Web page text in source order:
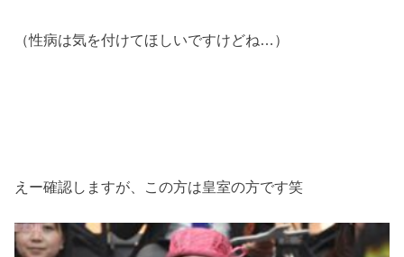
（性病は気を付けてほしいですけどね…）
えー確認しますが、この方は皇室の方です笑